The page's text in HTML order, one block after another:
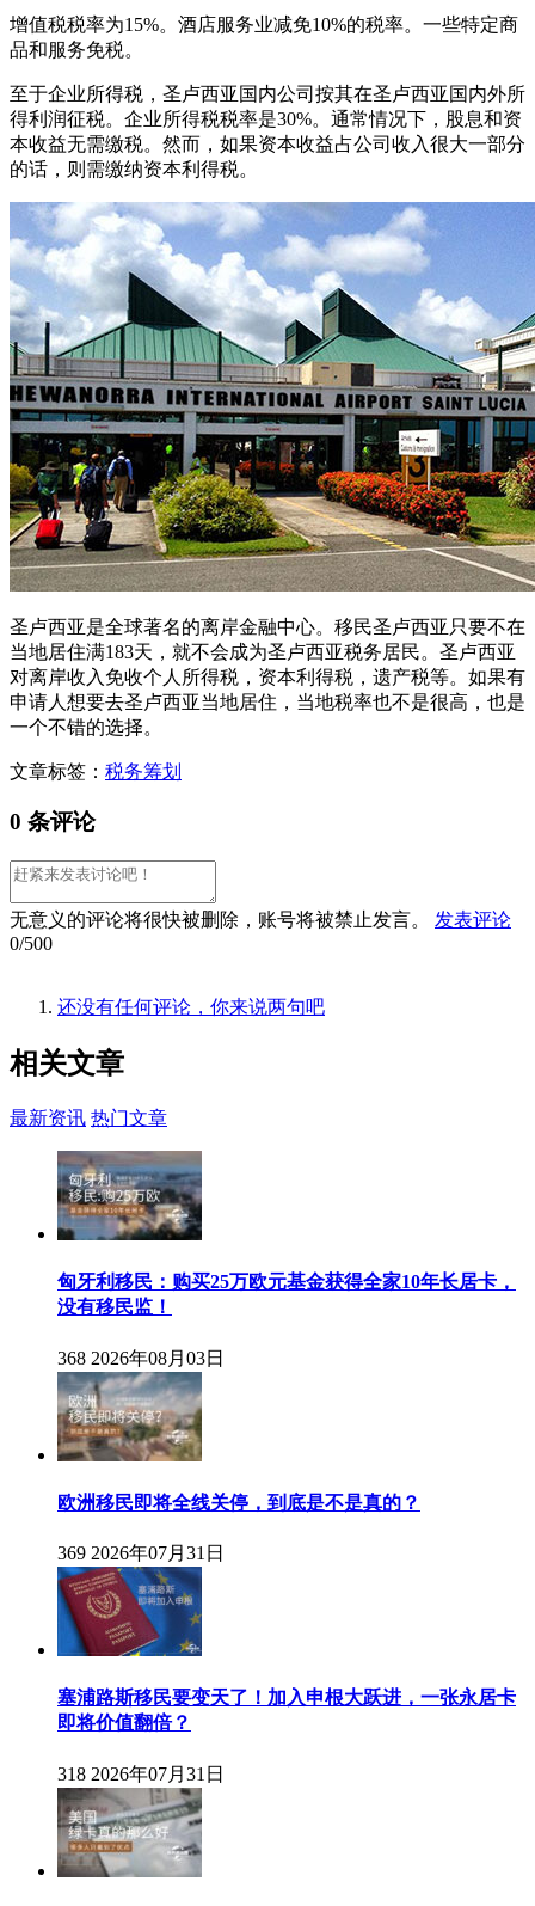
增值税税率为15%。酒店服务业减免10%的税率。一些特定商
品和服务免税。
至于企业所得税，圣卢西亚国内公司按其在圣卢西亚国内外所
得利润征税。企业所得税税率是30%。通常情况下，股息和资
本收益无需缴税。然而，如果资本收益占公司收入很大一部分
的话，则需缴纳资本利得税。
圣卢西亚是全球著名的离岸金融中心。移民圣卢西亚只要不在
当地居住满183天，就不会成为圣卢西亚税务居民。圣卢西亚
对离岸收入免收个人所得税，资本利得税，遗产税等。如果有
申请人想要去圣卢西亚当地居住，当地税率也不是很高，也是
一个不错的选择。
文章标签： 税务筹划
0 条评论
无意义的评论将很快被删除，账号将被禁止发言。
发表评论
0/500
还没有任何评论，你来说两句吧
相关文章
最新资讯 热门文章
匈牙利移民：购买25万欧元基金获得全家10年长居卡，
没有移民监！
368 2026年08月03日
欧洲移民即将全线关停，到底是不是真的？
369 2026年07月31日
塞浦路斯移民要变天了！加入申根大跃进，一张永居卡
即将价值翻倍？
318 2026年07月31日